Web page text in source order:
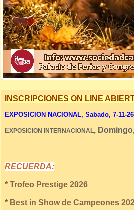
INSCRIPCIONES ON LINE
EXPOSICION NACIONAL, Sabado, 7-11-
EXPOSICION INTERNACIONAL,
RECUERDA:
* Trofeo Prestige 2026
* Best in Show de Campeones